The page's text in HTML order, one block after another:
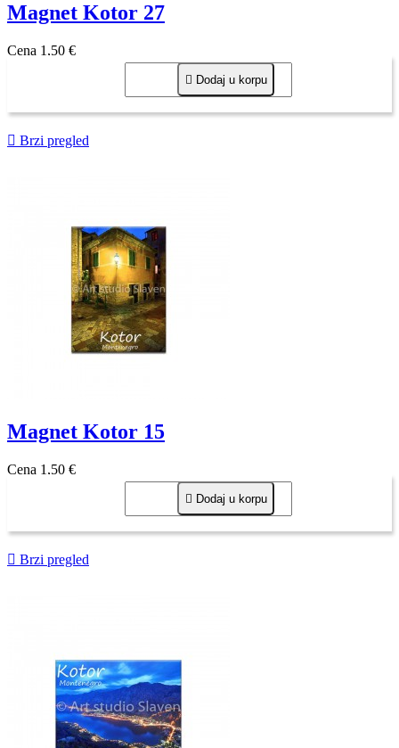
Magnet Kotor 27
Cena 1,50 €
 Dodaj u korpu
 Brzi pregled
Magnet Kotor 15
Cena 1,50 €
 Dodaj u korpu
 Brzi pregled